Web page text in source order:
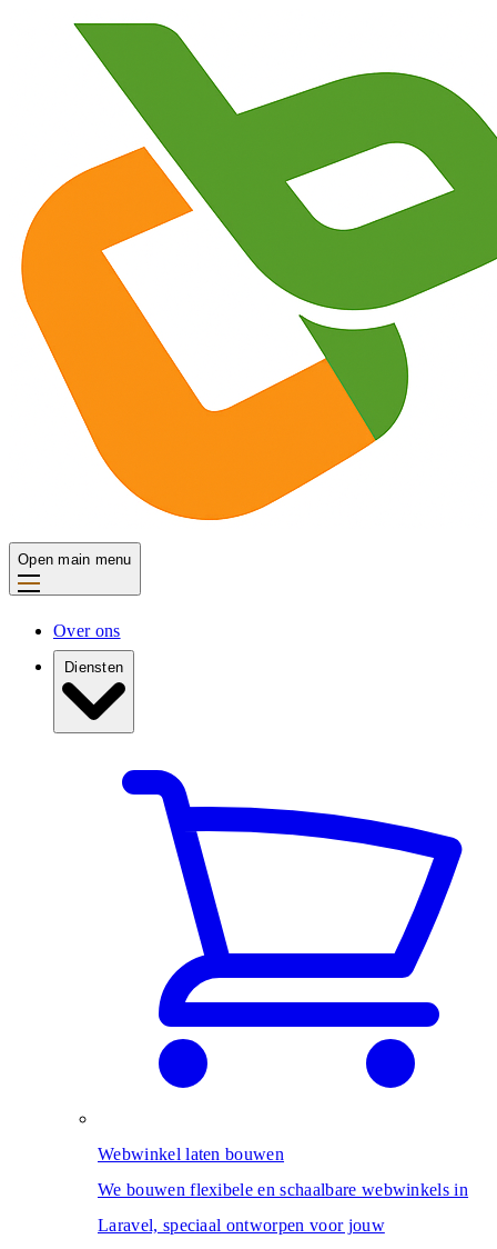
Open main menu
Over ons
Diensten
Webwinkel laten bouwen
We bouwen flexibele en schaalbare webwinkels in
Laravel, speciaal ontworpen voor jouw